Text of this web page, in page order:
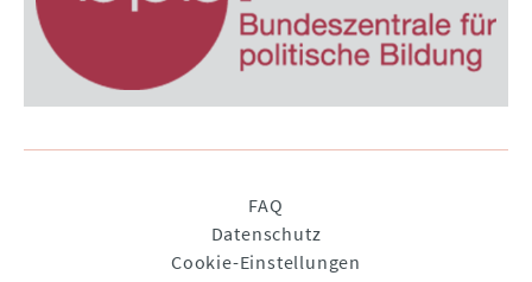
FAQ
Datenschutz
Cookie-Einstellungen